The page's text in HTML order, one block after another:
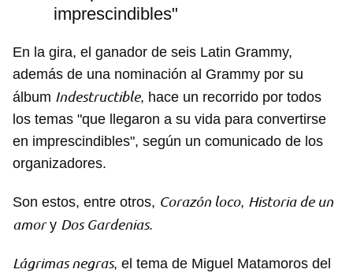
imprescindibles"
En la gira, el ganador de seis Latin Grammy,
además de una nominación al Grammy por su
álbum Indestructible, hace un recorrido por todos
los temas "que llegaron a su vida para convertirse
en imprescindibles", según un comunicado de los
organizadores.
Son estos, entre otros, Corazón loco, Historia de un
amory Dos Gardenias.
Lágrimas negras, el tema de Miguel Matamoros del